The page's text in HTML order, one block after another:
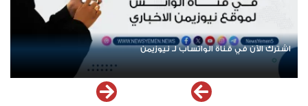
اشترك الآن في قناة الواتساب لـ نيوزيمن